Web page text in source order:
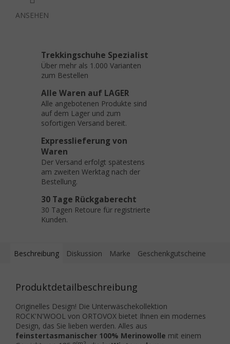
ANSEHEN
Trekkingschuhe Spezialist
Über mehr als 1.000 Varianten
zum Bestellen
Alle Waren auf LAGER
Alle angebotenen Produkte sind
auf dem Lager und zum
sofortigen Versand bereit.
Expresslieferung von
Waren
Der Versand erfolgt spätestens
am zweiten Werktag nach der
Bestellung.
30 Tage Rückgaberecht
30 Tagen Retoure für registrierte
Kunden.
Beschreibung Diskussion Marke Geschenkgutscheine
Produktdetailbeschreibung
Originelles Design! Die Unterwäschekollektion
ROCK'N'WOOL von ORTOVOX bietet Ihnen ein modernes
Design, das Sie lieben werden. Alles aus
feinstertasmanischer 100% Merinowolle mit einem